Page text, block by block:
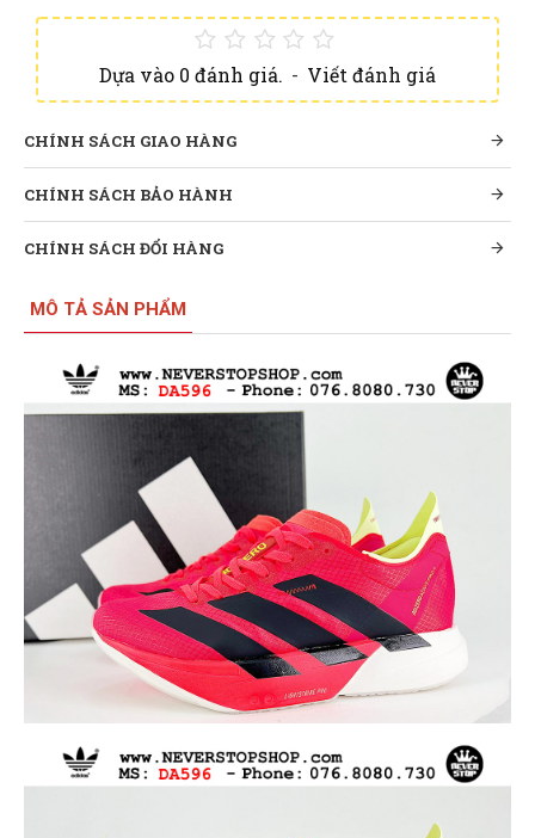
Dựa vào 0 đánh giá. - Viết đánh giá
CHÍNH SÁCH GIAO HÀNG
CHÍNH SÁCH BẢO HÀNH
CHÍNH SÁCH ĐỔI HÀNG
MÔ TẢ SẢN PHẨM